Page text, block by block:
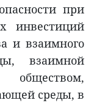
при
инвестиций
и взаимного
взаимной
обществом,
среды, в